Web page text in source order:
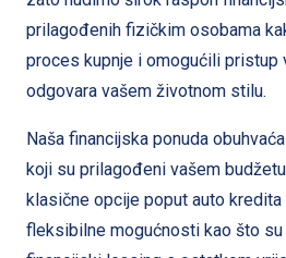
prilagođenih fizičkim osobama
proces kupnje i omogućili pristup
odgovara vašem životnom stilu.
Naša financijska ponuda
koji su prilagođeni vašem
klasične opcije poput auto
fleksibilne mogućnosti kao što